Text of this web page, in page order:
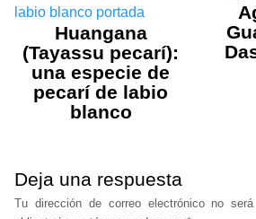
Huangana
(Tayassu pecarí):
una especie de
pecarí de labio
blanco
Deja una respuesta
Tu dirección de correo electrónico no será